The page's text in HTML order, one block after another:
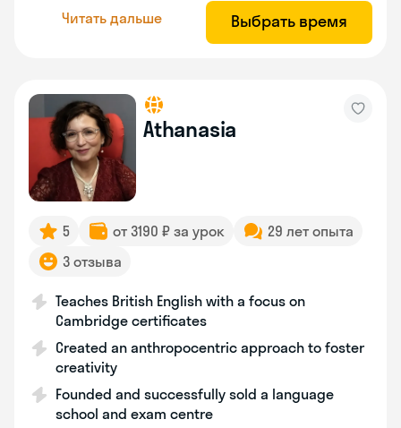
Читать дальше Выбрать время
Athanasia
5 от 3190 ₽ за урок
29 лет опыта
3 отзыва
Teaches British English with a focus on
Cambridge certificates
Created an anthropocentric approach to foster
creativity
Founded and successfully sold a language
school and exam centre